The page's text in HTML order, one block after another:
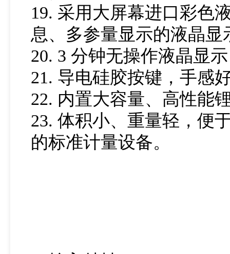
19. 采用大屏幕进口彩色
息、多参量显示的液晶
20. 3 分钟无操作液晶显
21. 导电硅胶按键，手感
22. 内置大容量、高性能
23. 体积小、重量轻，便
的标准计量设备。